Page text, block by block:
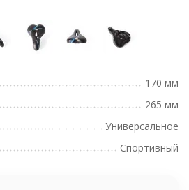
170 мм
265 мм
Универсальное
Спортивный